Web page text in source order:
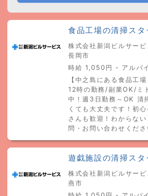
食品工場の清掃スタ
株式会社新潟ビルサー
長岡市
時給 1,050円 - アルバ
【中之島にある食品工
12時の勤務/副業OK/ミ
中！週3日勤務～OK 清
くても大丈夫です！初
さんも歓迎！わからな
問・お問い合わせくださ
遊戯施設の清掃スタ
株式会社新潟ビルサー
燕市